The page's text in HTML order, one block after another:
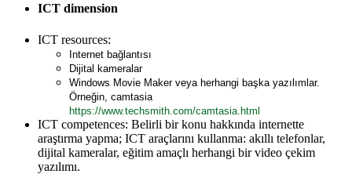
ICT dimension
ICT resources:
Internet bağlantısı
Dijital kameralar
Windows Movie Maker veya herhangi başka yazılımlar.
Örneğin, camtasia
https://www.techsmith.com/camtasia.html
ICT competences: Belirli bir konu hakkında internette
araştırma yapma; ICT araçlarını kullanma: akıllı telefonlar,
dijital kameralar, eğitim amaçlı herhangi bir video çekim
yazılımı.